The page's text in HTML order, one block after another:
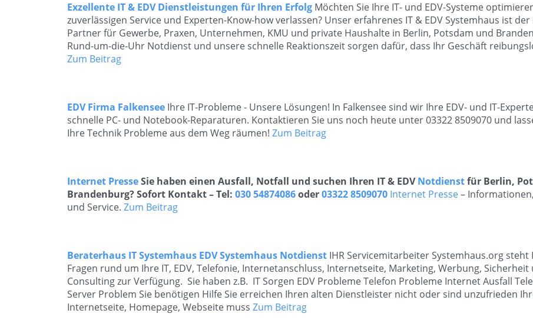
Exzellente IT & EDV Dienstleistungen für Ihren Erfolg Möchten Sie Ihre IT- und EDV-Systeme
zuverlässigen Service und Experten-Know-how verlassen? Unser erfahrenes IT & EDV Systemhaus ist der
Partner für Gewerbe, Praxen, Unternehmen, KMU und private Haushalte in Berlin, Potsdam und
Rund-um-die-Uhr Notdienst und unsere schnelle Reaktionszeit sorgen dafür, dass Ihr Geschäft
Zum Beitrag
EDV Firma Falkensee Ihre IT-Probleme - Unsere Lösungen! In Falkensee sind wir Ihre EDV- und IT-
schnelle PC- und Notebook-Reparaturen. Kontaktieren Sie uns noch heute unter 03322 8509070 und
Ihre Technik Probleme aus dem Weg räumen! Zum Beitrag
Internet PresseSie haben einen Ausfall, Notfall und suchen Ihren IT & EDVNotdienstfür Berlin,
Brandenburg? Sofort Kontakt – Tel: 030 54874086oder03322 8509070 Internet Presse– Informationen,
und Service. Zum Beitrag
Beraterhaus IT Systemhaus EDV Systemhaus Notdienst IHR Servicemitarbeiter Systemhaus.org steht
Fragen rund um Ihre IT, EDV, Telefonie, Internetanschluss, Internetseite, Marketing, Werbung, Sicherheit
Consulting zur Verfügung. Sie haben z.B. IT Sorgen EDV Probleme Telefon Probleme Internet Ausfall
Server Problem Sie benötigen Hilfe Sie erreichen Ihren alten Dienstleister nicht oder sind unzufrieden
Internetseite, Homepage, Webseite muss Zum Beitrag